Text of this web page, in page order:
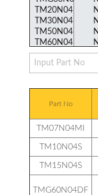
Part No
TM07N04MI
TM10N04S
TM15N04S
TMG60N04DF